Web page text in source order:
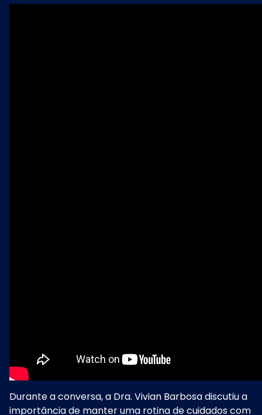
Durante a conversa, a Dra. Vivian Barbosa discutiu a
importância de manter uma rotina de cuidados com